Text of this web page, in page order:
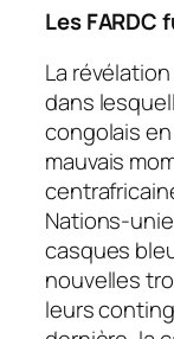
Les
La
dans
congolais
mauvais
Nations-
casques
nouvelles
leurs